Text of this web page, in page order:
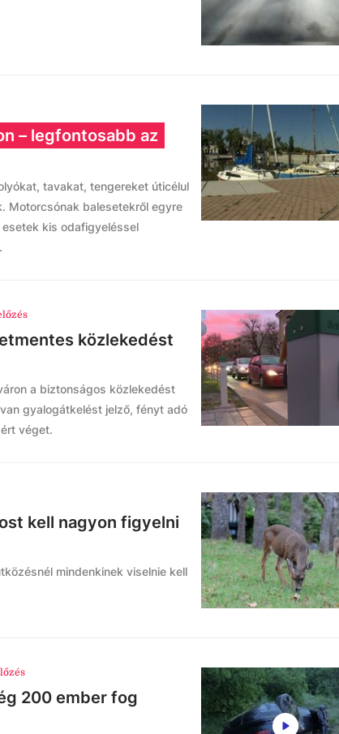
– legfontosabb az
tavakat, tengereket úticélul
Motorcsónak balesetekről egyre
kis odafigyeléssel
közlekedést
a biztonságos közlekedést
gyalogátkelést jelző, fényt adó
véget.
kell nagyon figyelni
mindenkinek viselnie kell
200 ember fog